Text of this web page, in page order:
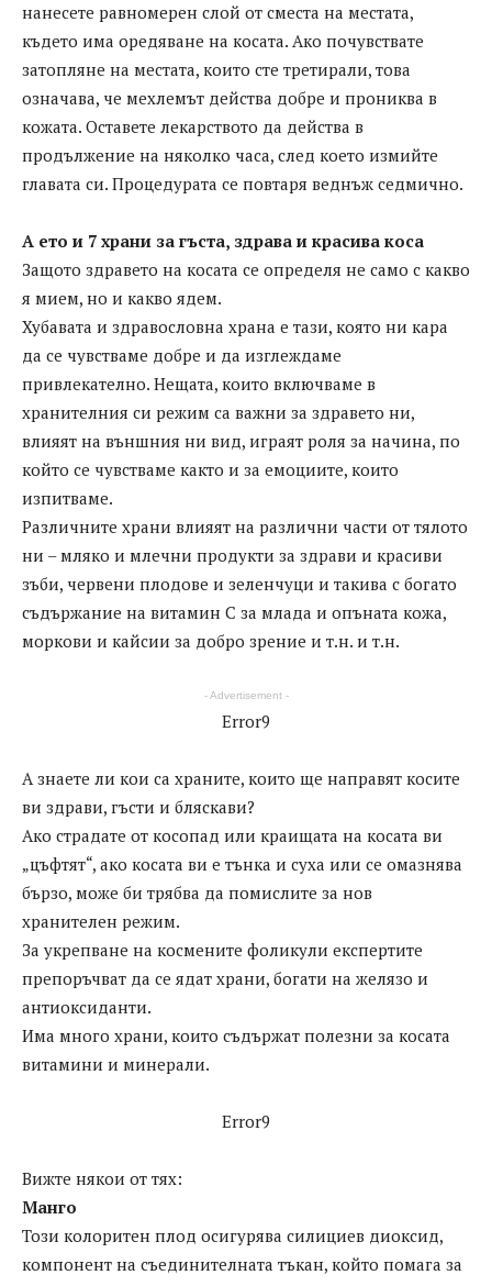
нанесете равномерен слой от сместа на местата,
където има оредяване на косата. Ако почувствате
затопляне на местата, които сте третирали, това
означава, че мехлемът действа добре и прониква в
кожата. Оставете лекарството да действа в
продължение на няколко часа, след което измийте
главата си. Процедурата се повтаря веднъж седмично.
А ето и 7 храни за гъста, здрава и красива коса
Защото здравето на косата се определя не само с какво
я мием, но и какво ядем.
Хубавата и здравословна храна е тази, която ни кара
да се чувстваме добре и да изглеждаме
привлекателно. Нещата, които включваме в
хранителния си режим са важни за здравето ни,
влияят на външния ни вид, играят роля за начина, по
който се чувстваме както и за емоциите, които
изпитваме.
Различните храни влияят на различни части от тялото
ни – мляко и млечни продукти за здрави и красиви
зъби, червени плодове и зеленчуци и такива с богато
съдържание на витамин С за млада и опъната кожа,
моркови и кайсии за добро зрение и т.н. и т.н.
- Advertisement -
Error9
А знаете ли кои са храните, които ще направят косите
ви здрави, гъсти и бляскави?
Ако страдате от косопад или краищата на косата ви
„цъфтят“, ако косата ви е тънка и суха или се омазнява
бързо, може би трябва да помислите за нов
хранителен режим.
За укрепване на космените фоликули експертите
препоръчват да се ядат храни, богати на желязо и
антиоксиданти.
Има много храни, които съдържат полезни за косата
витамини и минерали.
Error9
Вижте някои от тях:
Манго
Този колоритен плод осигурява силициев диоксид,
компонент на съединителната тъкан, който помага за